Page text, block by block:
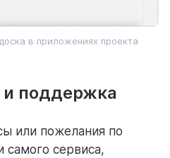
в приложениях проекта
и поддержка
или пожелания по
самого сервиса,